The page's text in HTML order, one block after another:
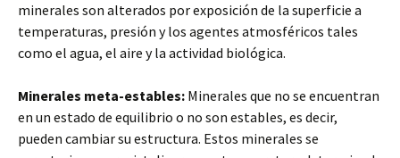
minerales son alterados por exposición de la superficie a
temperaturas, presión y los agentes atmosféricos tales
como el agua, el aire y la actividad biológica.
Minerales meta-estables: Minerales que no se encuentran
en un estado de equilibrio o no son estables, es decir,
pueden cambiar su estructura. Estos minerales se